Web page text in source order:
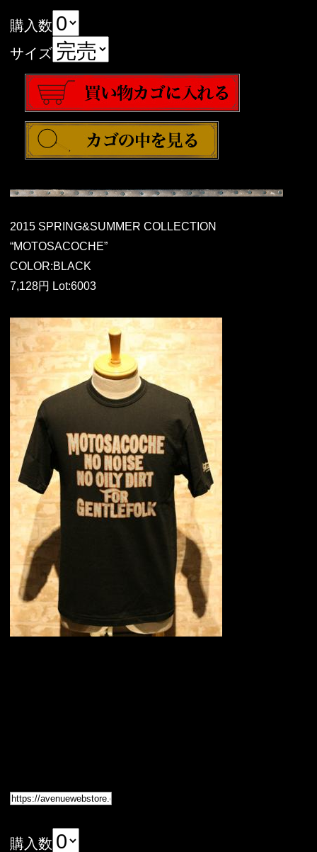
購入数
サイズ
2015 SPRING&SUMMER COLLECTION
“MOTOSACOCHE”
COLOR:BLACK
7,128円 Lot:6003
購入数